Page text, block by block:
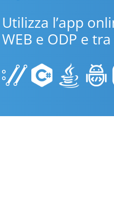
Utilizza l’app
WEB e ODP e